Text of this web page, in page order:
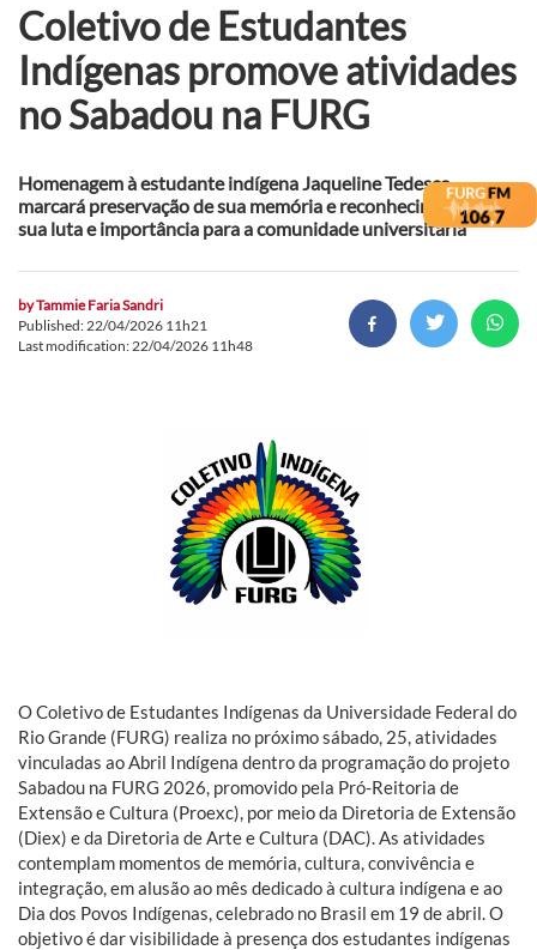
Coletivo de Estudantes
Indígenas promove atividades
no Sabadou na FURG
Homenagem à estudante indígena Jaqueline Tedesco
marcará preservação de sua memória e reconhecimento de
sua luta e importância para a comunidade universitária
byTammie Faria Sandri
Published: 22/04/2026 11h21
Last modification: 22/04/2026 11h48
O Coletivo de Estudantes Indígenas da Universidade Federal do
Rio Grande (FURG) realiza no próximo sábado, 25, atividades
vinculadas ao Abril Indígena dentro da programação do projeto
Sabadou na FURG 2026, promovido pela Pró-Reitoria de
Extensão e Cultura (Proexc), por meio da Diretoria de Extensão
(Diex) e da Diretoria de Arte e Cultura (DAC). As atividades
contemplam momentos de memória, cultura, convivência e
integração, em alusão ao mês dedicado à cultura indígena e ao
Dia dos Povos Indígenas, celebrado no Brasil em 19 de abril. O
objetivo é dar visibilidade à presença dos estudantes indígenas